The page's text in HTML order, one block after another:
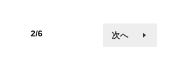
2/6 次へ